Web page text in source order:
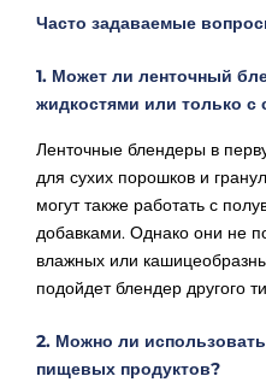
Часто задаваемые
1. Может ли ленточный
жидкостями или только с
Ленточные блендеры в
для сухих порошков и
могут также работать с
добавками. Однако они не
влажных или
подойдет блендер другого
2. Можно ли
пищевых продуктов?